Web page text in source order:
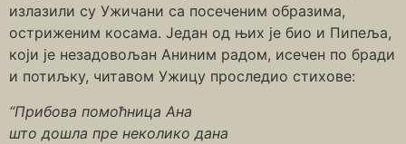
излазили су Ужичани са посеченим образима,
остриженим косама. Један од њих је био и Пипеља,
који је незадовољан Аниним радом, исечен по бради
и потиљку, читавом Ужицу проследио стихове:
“Прибова помоћница Ана
што дошла пре неколико дана